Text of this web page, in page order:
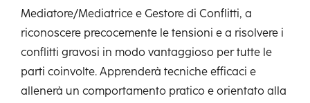
Mediatore/Mediatrice e Gestore di Conflitti, a
riconoscere precocemente le tensioni e a risolvere i
conflitti gravosi in modo vantaggioso per tutte le
parti coinvolte. Apprenderà tecniche efficaci e
allenerà un comportamento pratico e orientato alla